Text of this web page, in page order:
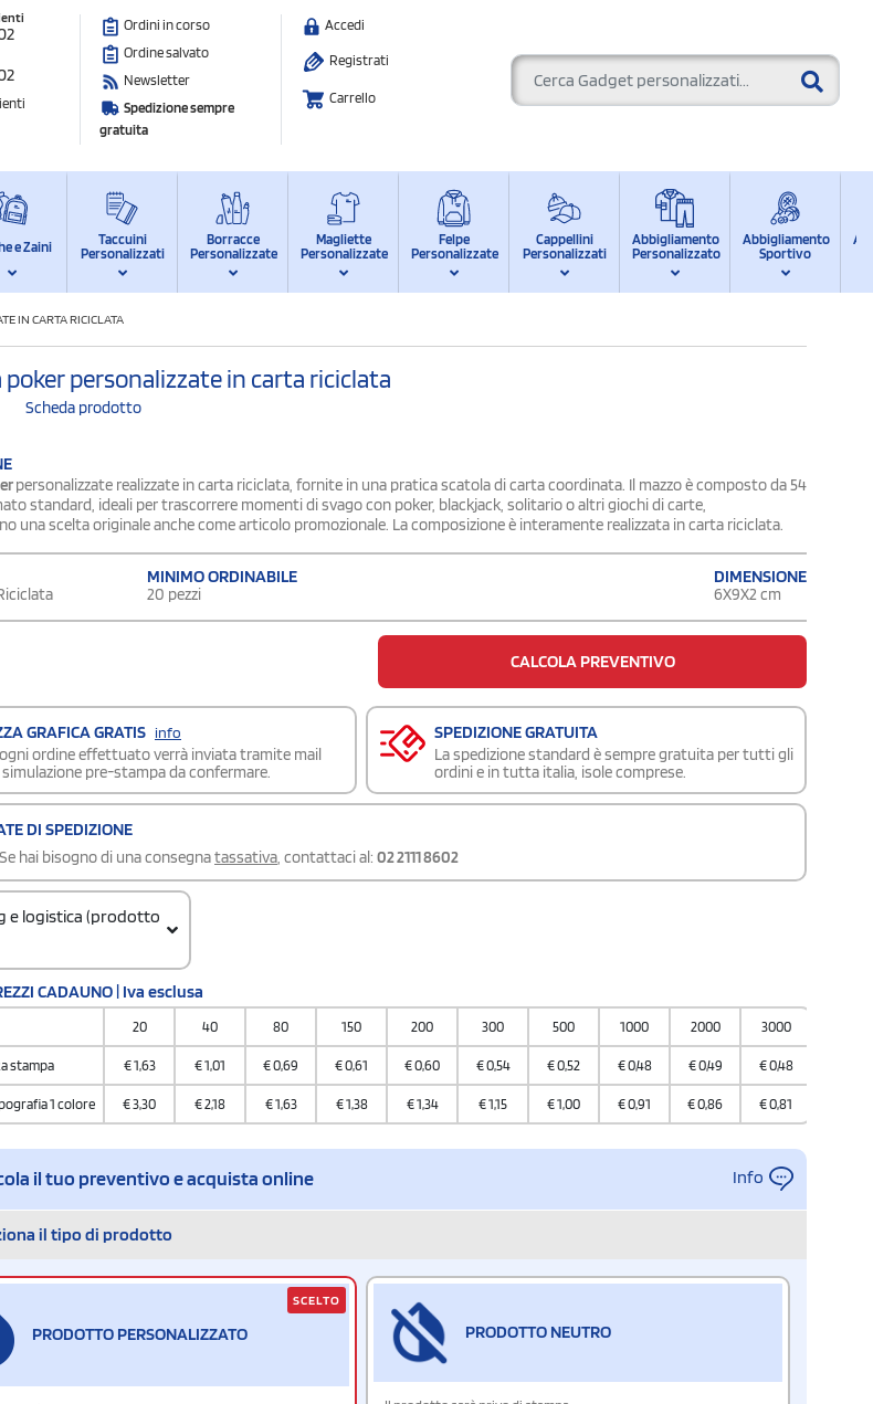
Ordini in corso
Ordine salvato
Newsletter
Spedizione sempre
gratuita
Accedi
Registrati
Carrello
e Zaini
Taccuini
Personalizzati
Borracce
Personalizzate
Magliette
Personalizzate
Felpe
Personalizzate
Cappellini
Personalizzati
Abbigliamento
Personalizzato
Abbigliamento
Sportivo
IN CARTA RICICLATA
poker personalizzate in carta riciclata
Scheda prodotto
personalizzate realizzate in carta riciclata, fornite in una pratica scatola di carta coordinata. Il mazzo è composto da 54
standard, ideali per trascorrere momenti di svago con poker, blackjack, solitario o altri giochi di carte,
una scelta originale anche come articolo promozionale. La composizione è interamente realizzata in carta riciclata.
MINIMO ORDINABILE
20 pezzi
DIMENSIONE
6X9X2 cm
CALCOLA PREVENTIVO
GRAFICA GRATIS info
ordine effettuato verrà inviata tramite mail
simulazione pre-stampa da confermare.
SPEDIZIONE GRATUITA
La spedizione standard è sempre gratuita per tutti gli
ordini e in tutta italia, isole comprese.
DI SPEDIZIONE
Se hai bisogno di una consegnatassativa , contattaci al: 02 2111 8602
e logistica (prodotto
scatola
CADAUNO | Iva esclusa
20 40 80 150 200 300 500 1000 2000 3000
stampa €1,63 €1,01 €0,69 €0,61 €0,60 €0,54 €0,52 €0,48 €0,49 €0,48
1 colore €3,30 €2,18 €1,63 €1,38 €1,34 €1,15 €1,00 €0,91 €0,86 €0,81
il tuo preventivo e acquista online Info
il tipo di prodotto
PRODOTTO PERSONALIZZATO
SCELTO
PRODOTTO NEUTRO